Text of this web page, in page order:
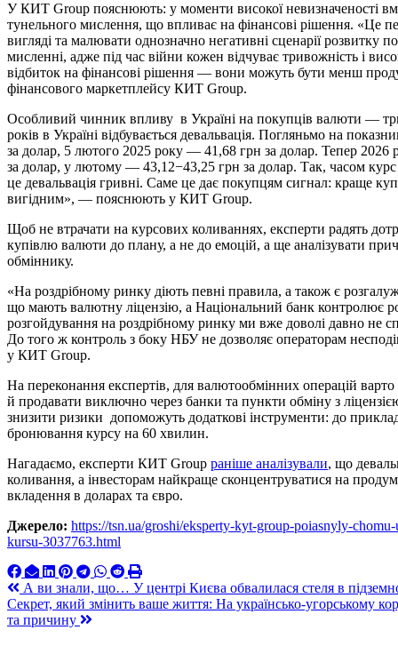
У КИТ Group пояснюють: у моменти високої невизначеності
тунельного мислення, що впливає на фінансові рішення. «Це
вигляді та малювати однозначно негативні сценарії розвитку
мисленні, адже під час війни кожен відчуває тривожність і
відбиток на фінансові рішення — вони можуть бути менш
фінансового маркетплейсу КИТ Group.
Особливий чинник впливу в Україні на покупців валюти —
років в Україні відбувається девальвація. Погляньмо на
за долар, 5 лютого 2025 року — 41,68 грн за долар. Тепер 2026
за долар, у лютому — 43,12−43,25 грн за долар. Так, часом
це девальвація гривні. Саме це дає покупцям сигнал: краще
вигідним», — пояснюють у КИТ Group.
Щоб не втрачати на курсових коливаннях, експерти радять
купівлю валюти до плану, а не до емоцій, а ще аналізувати
обміннику.
«На роздрібному ринку діють певні правила, а також є
що мають валютну ліцензію, а Національний банк контролює
розгойдування на роздрібному ринку ми вже доволі давно не
До того ж контроль з боку НБУ не дозволяє операторам
у КИТ Group.
На переконання експертів, для валютообмінних операцій
й продавати виключно через банки та пункти обміну з
знизити ризики допоможуть додаткові інструменти: до
бронювання курсу на 60 хвилин.
Нагадаємо, експерти КИТ Group раніше аналізували, що
коливання, а інвесторам найкраще сконцентруватися на
вкладення в доларах та євро.
Джерело: https://tsn.ua/groshi/eksperty-kyt-group-poiasnyly-
kursu-3037763.html
Навигация
по
А ви знали, що… У центрі Києва обвалилася стеля в
Секрет, який змінить ваше життя: На українсько-угорському
та причину